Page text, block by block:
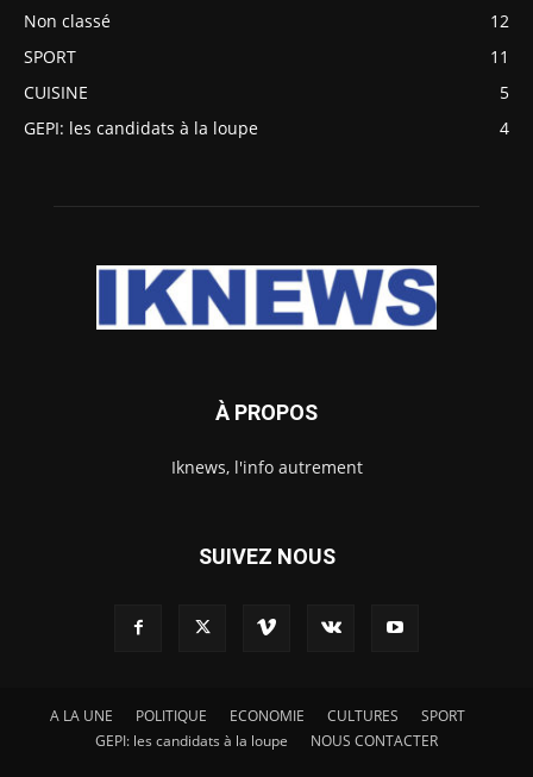
Non classé
12
SPORT
11
CUISINE
5
GEPI: les candidats à la loupe
4
À PROPOS
Iknews, l'info autrement
SUIVEZ NOUS
A LA UNE POLITIQUE ECONOMIE CULTURES
SPORT
GEPI: les candidats à la loupe
NOUS CONTACTER